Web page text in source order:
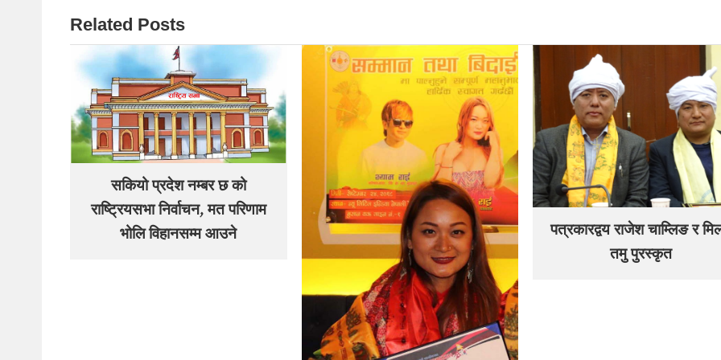
Related Posts
सकियो प्रदेश नम्बर छ को
राष्ट्रियसभा निर्वाचन, मत परिणाम
भोलि विहानसम्म आउने
पत्रकारद्वय राजेश चाम्लिङ र
तमु पुरस्कृत